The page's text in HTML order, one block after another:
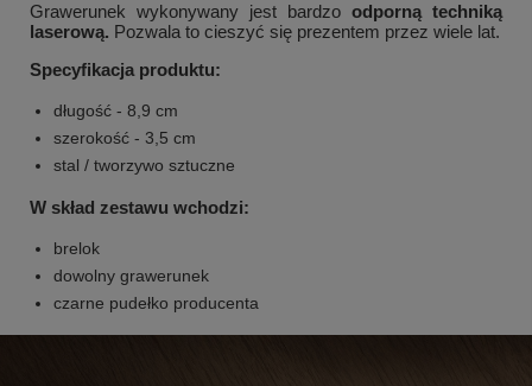
Grawerunek wykonywany jest bardzo odporną techniką
laserową. Pozwala to cieszyć się prezentem przez wiele lat.
Specyfikacja produktu:
długość - 8,9 cm
szerokość - 3,5 cm
stal / tworzywo sztuczne
W skład zestawu wchodzi:
brelok
dowolny grawerunek
czarne pudełko producenta